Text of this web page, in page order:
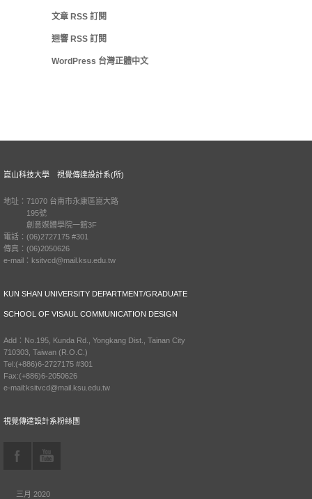
文章 RSS 訂閱
迴響 RSS 訂閱
WordPress 台灣正體中文
崑山科技大學 視覺傳達設計系(所)
地址：71070 台南市永康區崑大路
195號
創意媒體學院一館3F
電話：(06)2727175 #301
傳真：(06)2050626
e-mail：ksitvcd@mail.ksu.edu.tw
KUN SHAN UNIVERSITY DEPARTMENT/GRADUATE
SCHOOL OF VISAUL COMMUNICATION DESIGN
Add：No.195, Kunda Rd., Yongkang Dist., Tainan City
710303, Taiwan (R.O.C.)
Tel:(+886)6-2727175 #301
Fax:(+886)6-2050626
e-mail:ksitvcd@mail.ksu.edu.tw
視覺傳達設計系粉絲團
三月 2020